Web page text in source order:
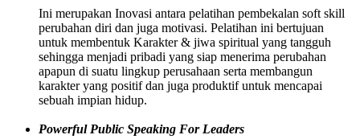
Ini merupakan Inovasi antara pelatihan pembekalan soft skill
perubahan diri dan juga motivasi. Pelatihan ini bertujuan
untuk membentuk Karakter & jiwa spiritual yang tangguh
sehingga menjadi pribadi yang siap menerima perubahan
apapun di suatu lingkup perusahaan serta membangun
karakter yang positif dan juga produktif untuk mencapai
sebuah impian hidup.
Powerful Public Speaking For Leaders